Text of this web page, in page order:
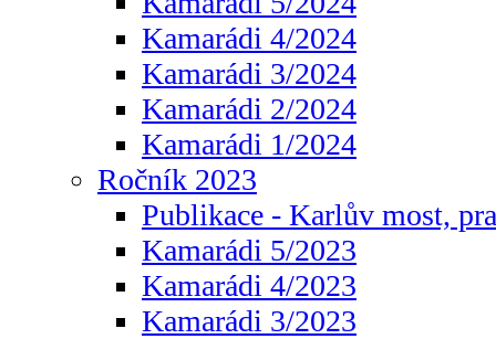
Kamarádi 4/2024
Kamarádi 3/2024
Kamarádi 2/2024
Kamarádi 1/2024
Ročník 2023
Publikace - Karlův most,
Kamarádi 5/2023
Kamarádi 4/2023
Kamarádi 3/2023